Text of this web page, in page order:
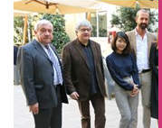
GLOCAL
ECO-EVENTI
ECOINCENTRIAMOCI